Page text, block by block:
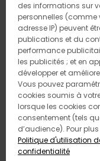
des informations sur
personnelles (comme
adresse IP) peuvent
publications et du
performance
les publicités ; et en
développer et
Vous pouvez
cookies soumis à
lorsque les cookies
consentement (tels
d’audience). Pour
Politique d'utilisation
confidentialité